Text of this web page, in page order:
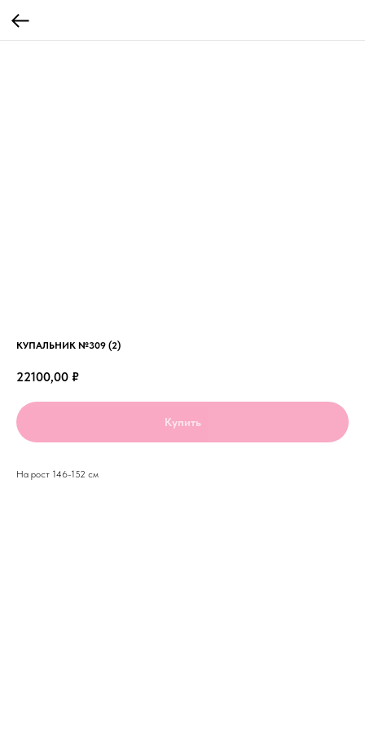
КУПАЛЬНИК №309 (2)
22100,00 ₽
Купить
На рост 146-152 см